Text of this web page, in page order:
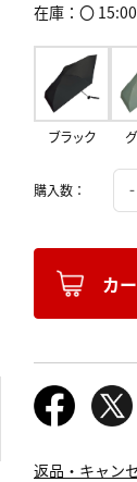
在庫 〇
ブラック
購入数：
カ
返品・キャン